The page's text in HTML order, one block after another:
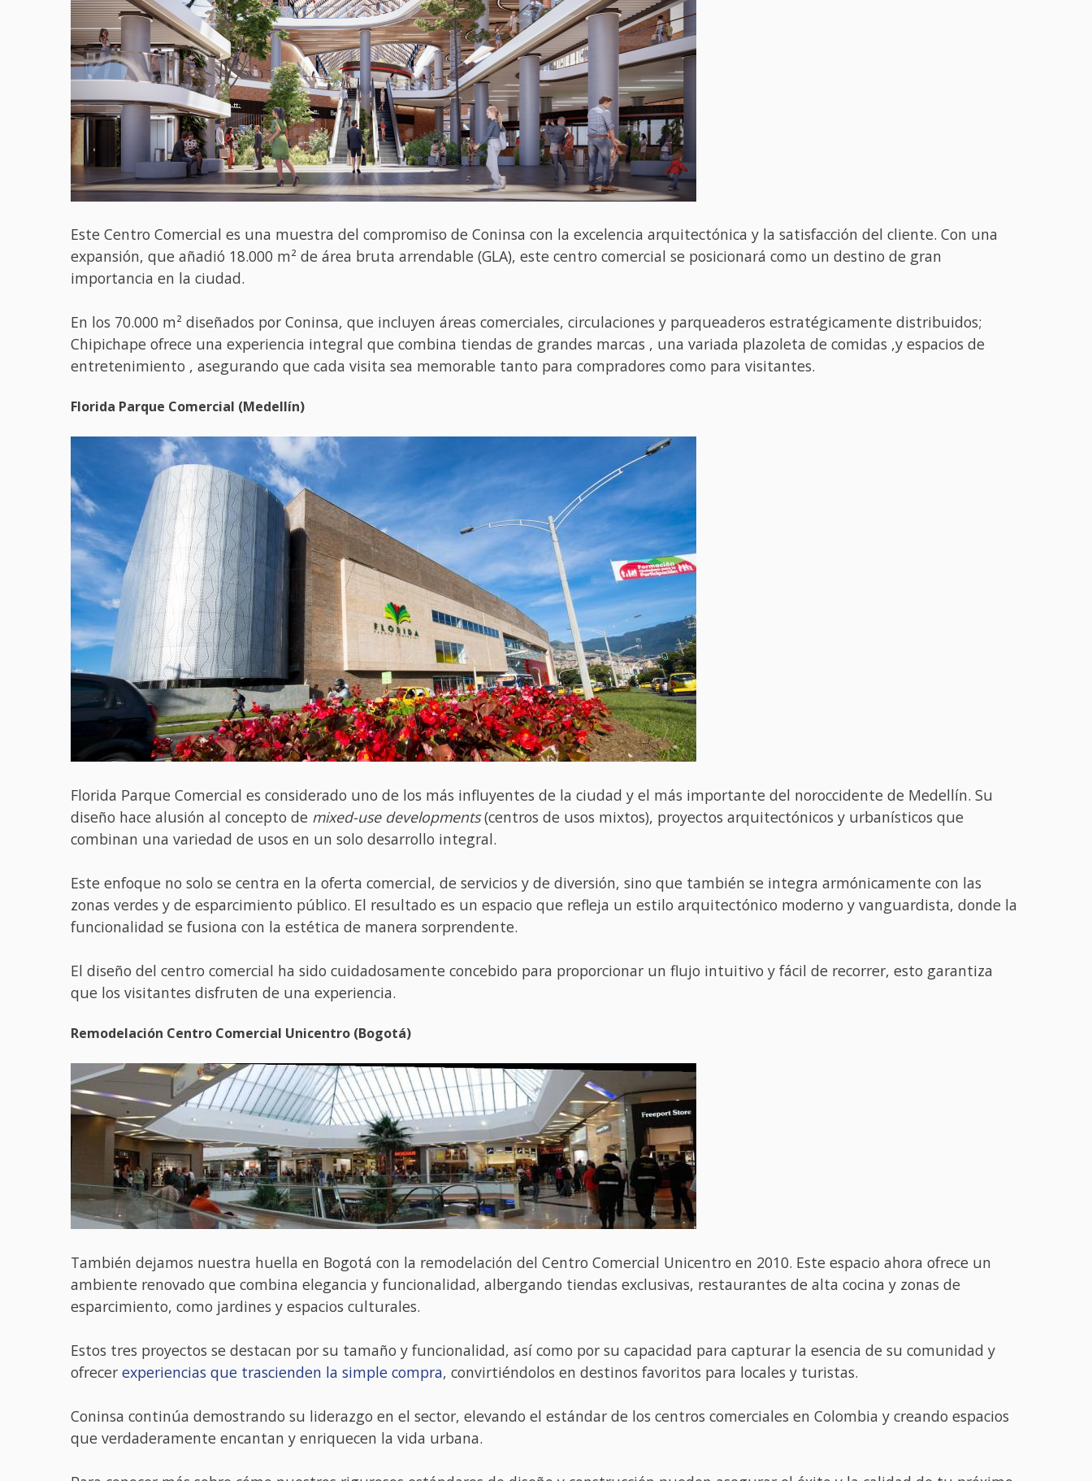
Este Centro Comercial es una muestra del compromiso de Coninsa con la excelencia arquitectónica y la satisfacción del cliente. Con una
expansión, que añadió 18.000 m² de área bruta arrendable (GLA), este centro comercial se posicionará como un destino de gran
importancia en la ciudad.
En los 70.000 m² diseñados por Coninsa, que incluyen áreas comerciales, circulaciones y parqueaderos estratégicamente distribuidos;
Chipichape ofrece una experiencia integral que combina tiendas de grandes marcas , una variada plazoleta de comidas ,y espacios de
entretenimiento , asegurando que cada visita sea memorable tanto para compradores como para visitantes.
Florida Parque Comercial (Medellín)
Florida Parque Comercial es considerado uno de los más influyentes de la ciudad y el más importante del noroccidente de Medellín. Su
diseño hace alusión al concepto de mixed-use developments(centros de usos mixtos), proyectos arquitectónicos y urbanísticos que
combinan una variedad de usos en un solo desarrollo integral.
Este enfoque no solo se centra en la oferta comercial, de servicios y de diversión, sino que también se integra armónicamente con las
zonas verdes y de esparcimiento público. El resultado es un espacio que refleja un estilo arquitectónico moderno y vanguardista, donde la
funcionalidad se fusiona con la estética de manera sorprendente.
El diseño del centro comercial ha sido cuidadosamente concebido para proporcionar un flujo intuitivo y fácil de recorrer, esto garantiza
que los visitantes disfruten de una experiencia.
Remodelación Centro Comercial Unicentro (Bogotá)
También dejamos nuestra huella en Bogotá con la remodelación del Centro Comercial Unicentro en 2010. Este espacio ahora ofrece un
ambiente renovado que combina elegancia y funcionalidad, albergando tiendas exclusivas, restaurantes de alta cocina y zonas de
esparcimiento, como jardines y espacios culturales.
Estos tres proyectos se destacan por su tamaño y funcionalidad, así como por su capacidad para capturar la esencia de su comunidad y
ofrecer experiencias que trascienden la simple compra, convirtiéndolos en destinos favoritos para locales y turistas.
Coninsa continúa demostrando su liderazgo en el sector, elevando el estándar de los centros comerciales en Colombia y creando espacios
que verdaderamente encantan y enriquecen la vida urbana.